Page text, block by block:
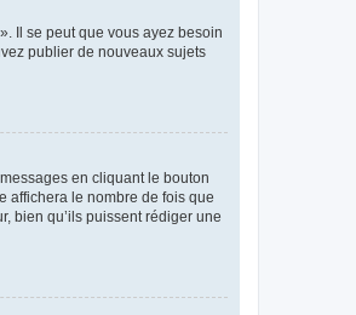
Il se peut que vous ayez besoin
publier de nouveaux sujets
en cliquant le bouton
affichera le nombre de fois que
bien qu’ils puissent rédiger une